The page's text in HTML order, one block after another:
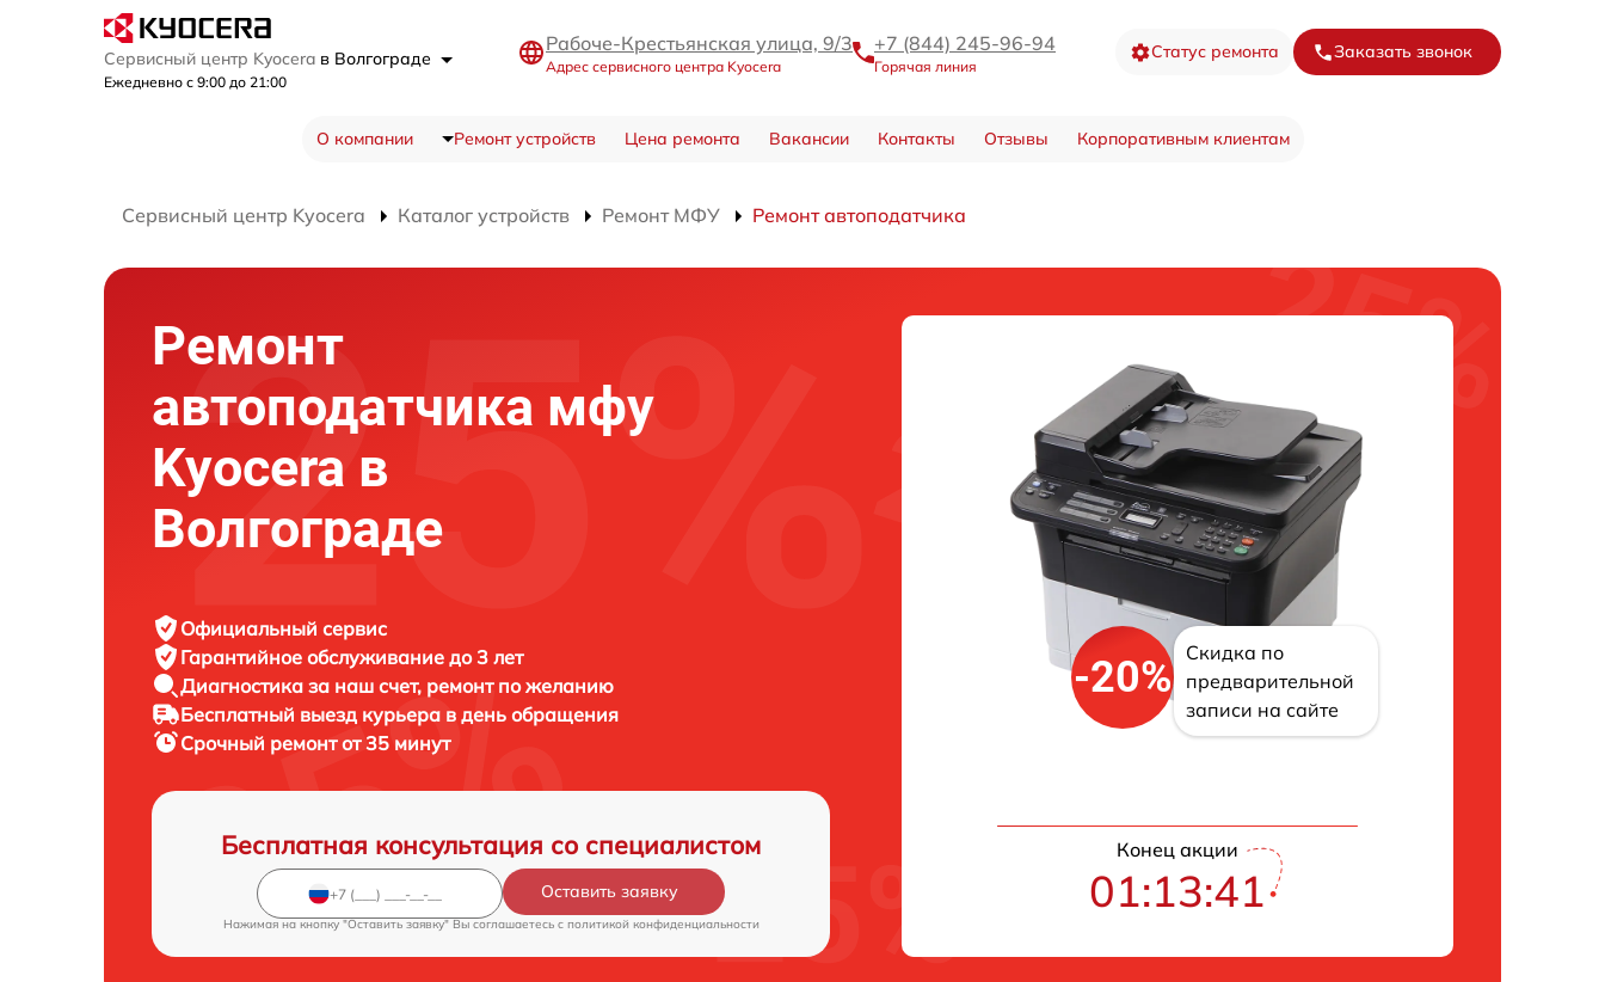
Сервисный центр Kyocera в Волгограде
Ежедневно с 9:00 до 21:00
Рабоче-Крестьянская улица, 9/3
Адрес сервисного центра Kyocera
+7 (844) 245-96-94
Горячая линия
Статус ремонта Заказать звонок
О компании Ремонт устройств Цена ремонта Вакансии Контакты Отзывы Корпоративным клиентам
Сервисный центр Kyocera Каталог устройств Ремонт МФУ Ремонт автоподатчика
Ремонт
автоподатчика мфу
Kyocera в
Волгограде
Официальный сервис
Гарантийное обслуживание до 3 лет
Диагностика за наш счет, ремонт по желанию
Бесплатный выезд курьера в день обращения
Срочный ремонтот 35 минут
Бесплатная консультация со специалистом
Оставить заявку
Нажимая на кнопку "Оставить заявку" Вы соглашаетесь c политикой конфиденциальности
-20%
Скидка по
предварительной
записи на сайте
Конец акции
01:13:40